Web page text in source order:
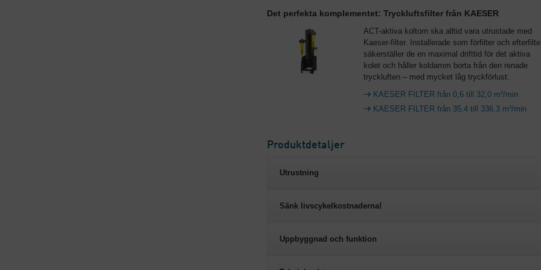
Det perfekta komplementet: Tryckluftsfilter från KAESER
ACT-aktiva koltorn ska alltid vara utrustade med
Kaeser-filter. Installerade som förfilter och
säkerställer de en maximal drifttid för det aktiva
kolet och håller koldamm borta från den renade
tryckluften – med mycket låg tryckförlust.
KAESER FILTER från 0,6 till 32,0 m³/min
KAESER FILTER från 35,4 till 336,3 m³/min
Produktdetaljer
Utrustning
Sänk livscykelkostnaderna!
Uppbyggnad och funktion